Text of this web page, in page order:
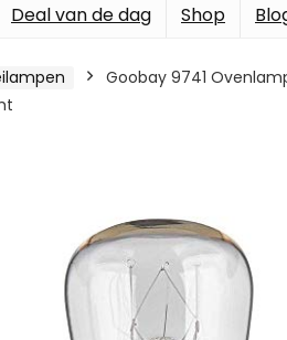
Deal van de dag Shop
Goobay 9741